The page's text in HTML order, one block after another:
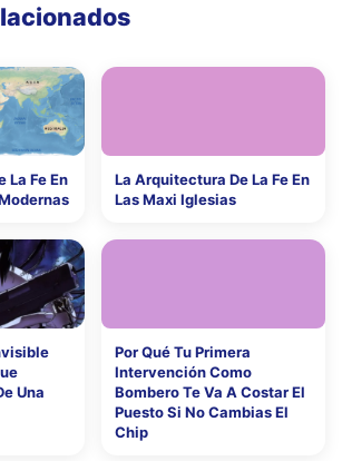
La Fe En
La Arquitectura De La Fe En
Las Maxi Iglesias
Una
Por Qué Tu Primera
Intervención Como
Bombero Te Va A Costar El
Puesto Si No Cambias El
Chip